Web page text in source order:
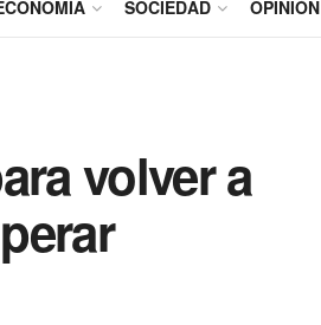
SOCIEDAD OPINIÓN
volver a